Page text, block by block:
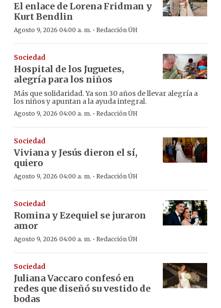
El enlace de Lorena Fridman y
Kurt Bendlin
Agosto 9, 2026 04:00 a. m. · Redacción ÚH
Sociedad
Hospital de los Juguetes,
alegría para los niños
Más que solidaridad. Ya son 30 años de llevar alegría a
los niños y apuntan a la ayuda integral.
Agosto 9, 2026 04:00 a. m. · Redacción ÚH
Sociedad
Viviana y Jesús dieron el sí,
quiero
Agosto 9, 2026 04:00 a. m. · Redacción ÚH
Sociedad
Romina y Ezequiel se juraron
amor
Agosto 9, 2026 04:00 a. m. · Redacción ÚH
Sociedad
Juliana Vaccaro confesó en
redes que diseñó su vestido de
bodas